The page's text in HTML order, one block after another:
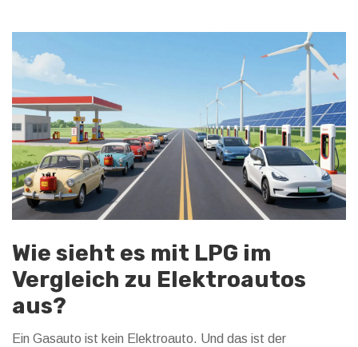
Wie sieht es mit LPG im
Vergleich zu Elektroautos
aus?
Ein Gasauto ist kein Elektroauto. Und das ist der